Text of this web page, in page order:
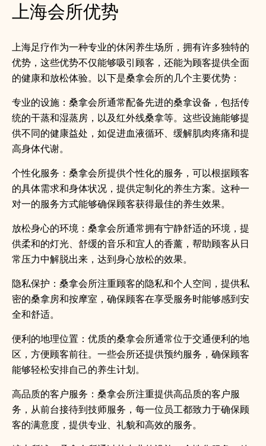
上海会所优势
上海足疗作为一种专业的休闲养生场所，拥有许多独特的
优势，这些优势不仅能够吸引顾客，还能为顾客提供全面
的健康和放松体验。以下是桑拿会所的几个主要优势：
专业的设施：桑拿会所通常配备先进的桑拿设备，包括传
统的干蒸和湿蒸房，以及红外线桑拿等。这些设施能够提
供不同的健康益处，如促进血液循环、缓解肌肉疼痛和提
高身体代谢。
个性化服务：桑拿会所提供个性化的服务，可以根据顾客
的具体需求和身体状况，提供定制化的养生方案。这种一
对一的服务方式能够确保顾客获得最佳的养生效果。
放松身心的环境：桑拿会所通常拥有宁静舒适的环境，提
供柔和的灯光、舒缓的音乐和宜人的香薰，帮助顾客从日
常压力中解脱出来，达到身心放松的效果。
隐私保护：桑拿会所注重顾客的隐私和个人空间，提供私
密的桑拿房和按摩室，确保顾客在享受服务时能够感到安
全和舒适。
便利的地理位置：优质的桑拿会所通常位于交通便利的地
区，方便顾客前往。一些会所还提供预约服务，确保顾客
能够轻松安排自己的养生计划。
高品质的客户服务：桑拿会所注重提供高品质的客户服
务，从前台接待到技师服务，每一位员工都致力于确保顾
客的满意度，提供专业、礼貌和高效的服务。